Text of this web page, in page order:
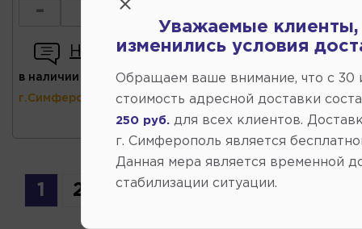
-
Написать отзыв
в наличии (ул.Коммунальная 43,
г.Симферополь)
1 2
Уважаемые клиенты,
изменились условия
Обращаем ваше внимание, что c 30
стоимость адресной доставки
250 руб. для всех клиентов.
г. Симферополь является
Данная мера является временной
стабилизации ситуации.